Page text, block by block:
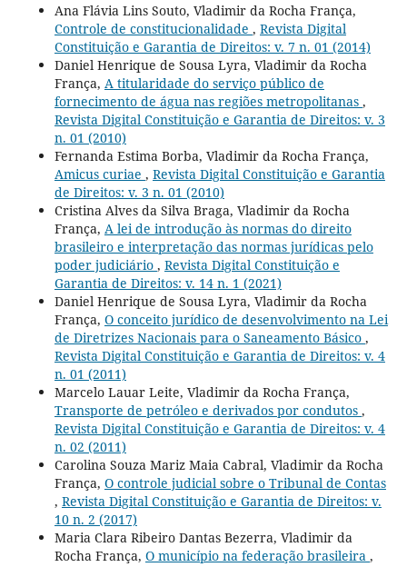
Ana Flávia Lins Souto, Vladimir da Rocha França,
Controle de constitucionalidade , Revista Digital
Constituição e Garantia de Direitos: v. 7 n. 01 (2014)
Daniel Henrique de Sousa Lyra, Vladimir da Rocha
França, A titularidade do serviço público de
fornecimento de água nas regiões metropolitanas ,
Revista Digital Constituição e Garantia de Direitos: v. 3
n. 01 (2010)
Fernanda Estima Borba, Vladimir da Rocha França,
Amicus curiae , Revista Digital Constituição e Garantia
de Direitos: v. 3 n. 01 (2010)
Cristina Alves da Silva Braga, Vladimir da Rocha
França, A lei de introdução às normas do direito
brasileiro e interpretação das normas jurídicas pelo
poder judiciário , Revista Digital Constituição e
Garantia de Direitos: v. 14 n. 1 (2021)
Daniel Henrique de Sousa Lyra, Vladimir da Rocha
França, O conceito jurídico de desenvolvimento na Lei
de Diretrizes Nacionais para o Saneamento Básico ,
Revista Digital Constituição e Garantia de Direitos: v. 4
n. 01 (2011)
Marcelo Lauar Leite, Vladimir da Rocha França,
Transporte de petróleo e derivados por condutos ,
Revista Digital Constituição e Garantia de Direitos: v. 4
n. 02 (2011)
Carolina Souza Mariz Maia Cabral, Vladimir da Rocha
França, O controle judicial sobre o Tribunal de Contas
, Revista Digital Constituição e Garantia de Direitos: v.
10 n. 2 (2017)
Maria Clara Ribeiro Dantas Bezerra, Vladimir da
Rocha França, O município na federação brasileira ,